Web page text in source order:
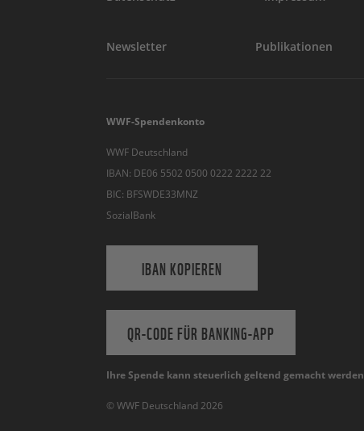
Newsletter Publikationen
WWF-Spendenkonto
WWF Deutschland
IBAN: DE06 5502 0500 0222 2222 22
BIC: BFSWDE33MNZ
SozialBank
IBAN KOPIEREN
QR-CODE FÜR BANKING-APP
Ihre Spende kann steuerlich geltend gemacht werden
© WWF Deutschland 2026